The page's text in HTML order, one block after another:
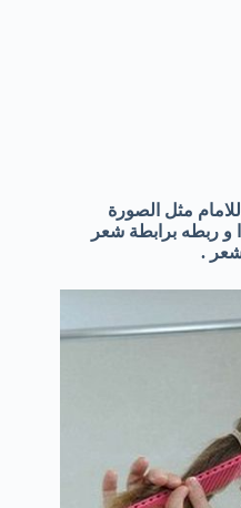
مثل الصورة
و ربطه برابطة شعر
.